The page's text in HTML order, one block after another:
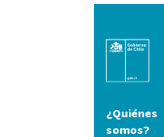
¿Quiénes
somos?